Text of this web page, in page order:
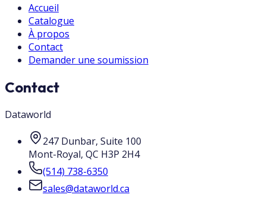
Accueil
Catalogue
À propos
Contact
Demander une soumission
Contact
Dataworld
247 Dunbar, Suite 100
Mont-Royal, QC H3P 2H4
(514) 738-6350
sales@dataworld.ca